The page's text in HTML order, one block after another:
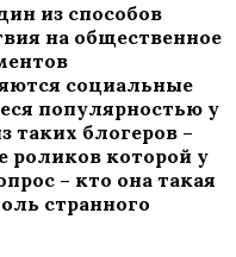
из способов
на общественное
социальные
популярностью у
таких блогеров –
роликов которой у
– кто она такая
странного